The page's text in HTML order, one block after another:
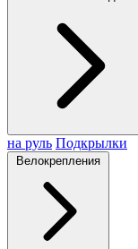
на руль Подкрылки
Велокрепления